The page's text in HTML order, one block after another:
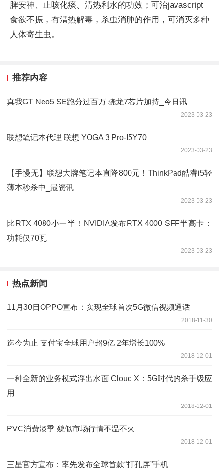
脾安神、止咳化痰、清热利水的功效；可治javascript
食欲不振，有清热解毒，杀虫消肿的作用，可消灭多种
人体寄生虫。
推荐内容
真我GT Neo5 SE跑分过百万 骁龙7芯片加持_今日讯
2023-03-23
联想笔记本代理 联想 YOGA 3 Pro-I5Y70
2023-03-23
【手慢无】联想大牌笔记本直降800元！ThinkPad酷睿i5轻
薄本秒杀中_最资讯
2023-03-23
比RTX 4080小一半！NVIDIA发布RTX 4000 SFF半高卡：
功耗仅70瓦
2023-03-23
热点新闻
11月30日OPPO宣布：实现全球首次5G微信视频通话
2018-11-30
迄今为止 支付宝全球用户超9亿 2年增长100%
2018-12-01
一种全新的业务模式浮出水面 Cloud X：5G时代的杀手级应
用
2018-12-01
PVC消费淡季 貌似市场行情不温不火
2018-12-01
三星官方宣布：率先发布全球首款“打孔屏”手机